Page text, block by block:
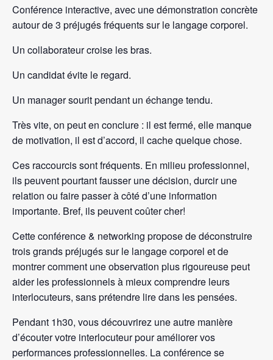
Conférence interactive, avec une démonstration concrète
autour de 3 préjugés fréquents sur le langage corporel.
Un collaborateur croise les bras.
Un candidat évite le regard.
Un manager sourit pendant un échange tendu.
Très vite, on peut en conclure : il est fermé, elle manque
de motivation, il est d’accord, il cache quelque chose.
Ces raccourcis sont fréquents. En milieu professionnel,
ils peuvent pourtant fausser une décision, durcir une
relation ou faire passer à côté d’une information
importante. Bref, ils peuvent coûter cher!
Cette conférence & networking propose de déconstruire
trois grands préjugés sur le langage corporel et de
montrer comment une observation plus rigoureuse peut
aider les professionnels à mieux comprendre leurs
interlocuteurs, sans prétendre lire dans les pensées.
Pendant 1h30, vous découvrirez une autre manière
d’écouter votre interlocuteur pour améliorer vos
performances professionnelles. La conférence se